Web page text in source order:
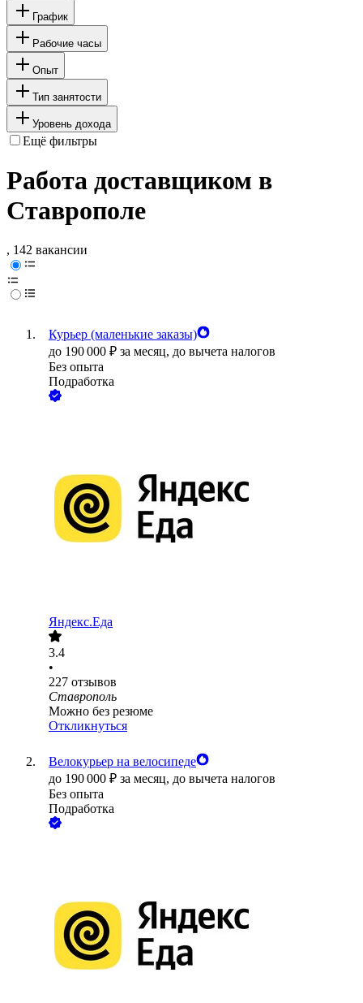
График
Рабочие часы
Опыт
Тип занятости
Уровень дохода
Ещё фильтры
Работа доставщиком в
Ставрополе
, 142 вакансии
Курьер (маленькие заказы)
до 190 000 ₽ за месяц, до вычета налогов
Без опыта
Подработка
Яндекс.Еда
3.4
•
227 отзывов
Ставрополь
Можно без резюме
Откликнуться
Велокурьер на велосипеде
до 190 000 ₽ за месяц, до вычета налогов
Без опыта
Подработка